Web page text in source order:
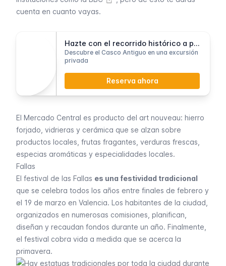
cuenta en cuanto vayas.
Hazte con el recorrido histórico a pie
Descubre el Casco Antiguo en una excursión
privada
Reserva ahora
El Mercado Central es producto del art nouveau: hierro
forjado, vidrieras y cerámica que se alzan sobre
productos locales, frutas fragantes, verduras frescas,
especias aromáticas y especialidades locales.
Fallas
El festival de las Fallas es una festividad tradicional
que se celebra todos los años entre finales de febrero y
el 19 de marzo en Valencia. Los habitantes de la ciudad,
organizados en numerosas comisiones, planifican,
diseñan y recaudan fondos durante un año. Finalmente,
el festival cobra vida a medida que se acerca la
primavera.